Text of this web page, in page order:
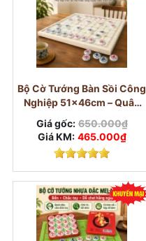
Bộ Cờ Tướng Bàn Sồi Công
Nghiệp 51×46cm – Quân
Melamine Trắng Ngọc
3,8cm
Giá gốc: 650.000₫
Giá KM: 465.000₫